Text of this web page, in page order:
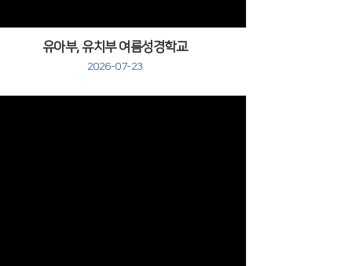
유아부, 유치부 여름성경학교
2026-07-23